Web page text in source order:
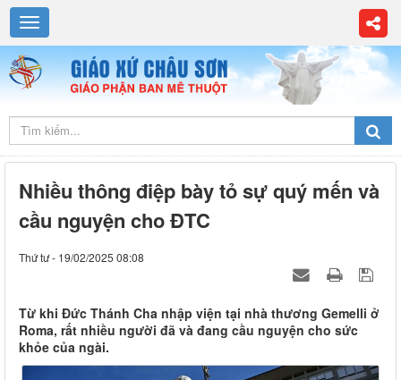
Nhiều thông điệp bày tỏ sự quý mến và
cầu nguyện cho ĐTC
Thứ tư - 19/02/2025 08:08
Từ khi Đức Thánh Cha nhập viện tại nhà thương Gemelli ở
Roma, rất nhiều người đã và đang cầu nguyện cho sức
khỏe của ngài.